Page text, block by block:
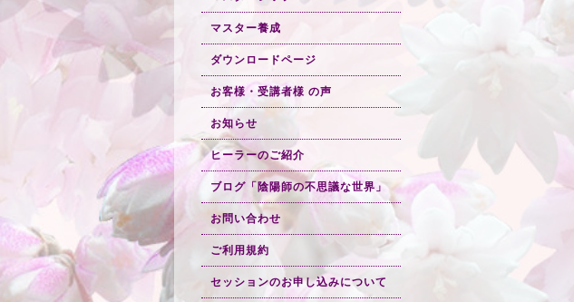
マスター養成
ダウンロードページ
お客様・受講者様 の声
お知らせ
ヒーラーのご紹介
ブログ「陰陽師の不思議な世界」
お問い合わせ
ご利用規約
セッションのお申し込みについて